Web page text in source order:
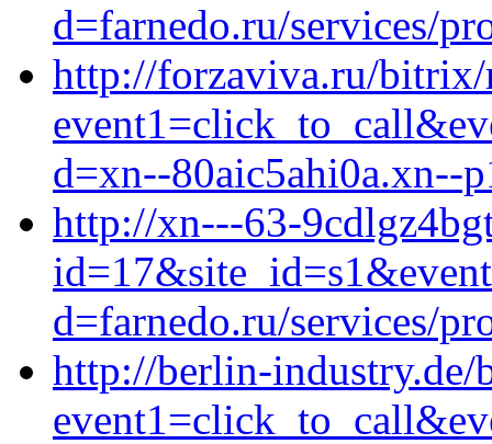
d=farnedo.ru/services/
http://forzaviva.ru/bitrix/
d=xn--80aic5ahi0a.xn--
http://xn---63-
d=farnedo.ru/services/
http://berlin-